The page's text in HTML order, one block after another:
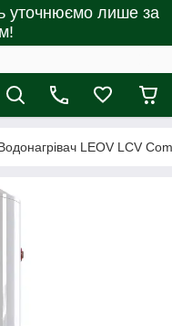
уточнюємо лише за
LEOV LCV